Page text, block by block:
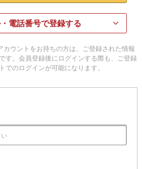
電話番号で登録する
ウントをお持ちの方は、ご登録された情報
す。会員登録後にログインする際も、ご登録
でのログインが可能になります。